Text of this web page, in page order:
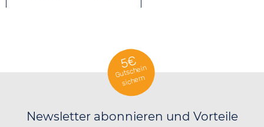
5€
Gutschein
sichern
Newsletter abonnieren und Vorteile